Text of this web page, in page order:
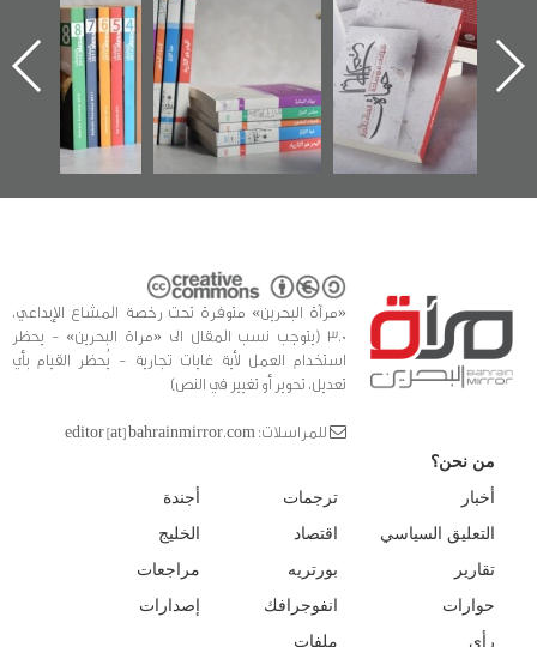
الإصدار الأول عن
اعتصام الدراز
وأحداث ساحة
الفداء لمركز أوال
للدراسات والتوثيق
للوثائق البريطانية
يقدمه «مركز أوال»
في سلسلة من 5
كتب
تصدر حصاد
الساحات 2019
«مرآة البحرين» متوفرة تحت رخصة المشاع الإبداعي،
3.0 (يتوجب نسب المقال الى «مراة البحرين» - يحظر
استخدام العمل لأية غايات تجارية - يُحظر القيام بأي
تعديل، تحوير أو تغيير في النص)
للمراسلات: editor [at] bahrainmirror.com
من نحن؟
أخبار
التعليق السياسي
تقارير
حوارات
رأي
ترجمات
اقتصاد
بورتريه
انفوجرافك
ملفات
أجندة
الخليج
مراجعات
إصدارات